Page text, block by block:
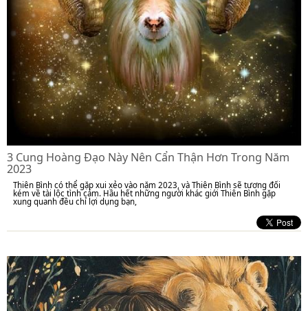
3 Cung Hoàng Đạo Này Nên Cẩn Thận Hơn Trong Năm
2023
Thiên Bình có thể gặp xui xẻo vào năm 2023, và Thiên Bình sẽ tương đối
kém về tài lộc tình cảm. Hầu hết những người khác giới Thiên Bình gặp
xung quanh đều chỉ lợi dụng bạn,